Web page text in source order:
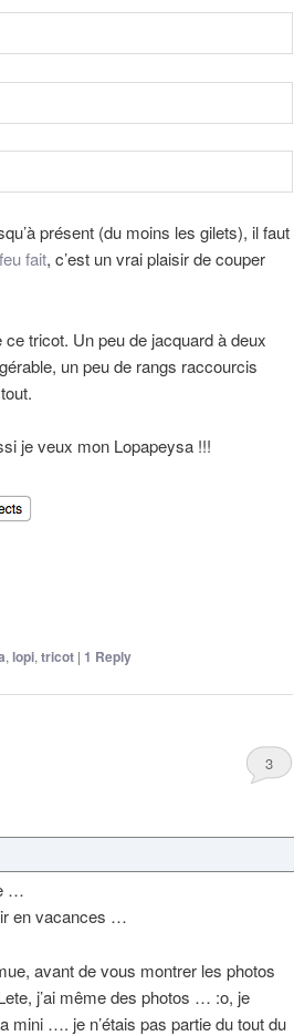
présent (du moins les gilets), il faut
fait, c’est un vrai plaisir de couper
tricot. Un peu de jacquard à deux
un peu de rangs raccourcis
je veux mon Lopapeysa !!!
, lopi, tricot | 1 Reply
3
…
en vacances …
avant de vous montrer les photos
j’ai même des photos … :o, je
mini …. je n’étais pas partie du tout du